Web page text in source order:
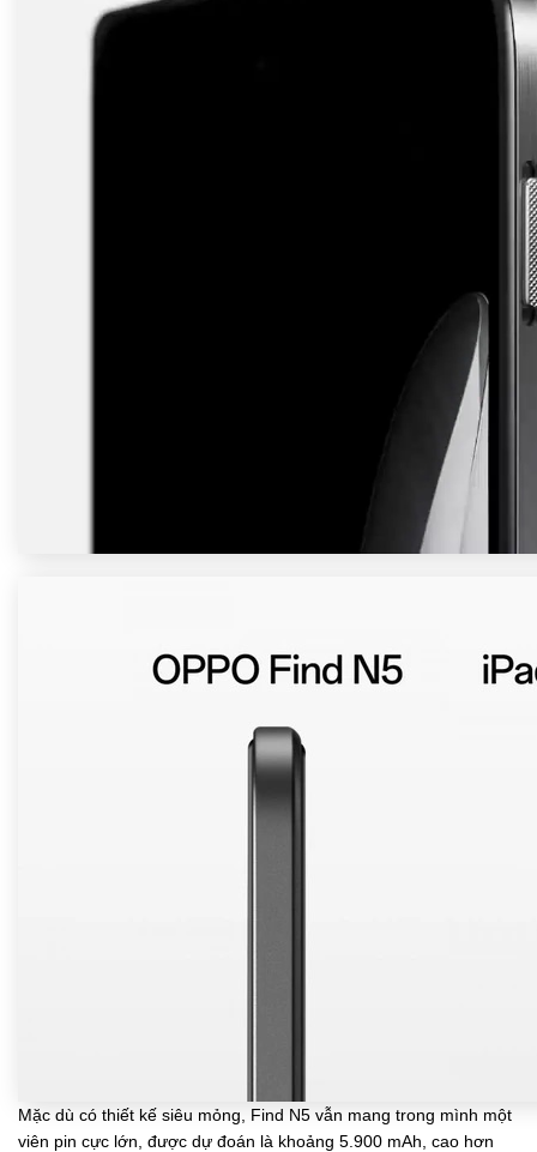
Mặc dù có thiết kế siêu mỏng, Find N5 vẫn mang trong mình một
viên pin cực lớn, được dự đoán là khoảng 5.900 mAh, cao hơn